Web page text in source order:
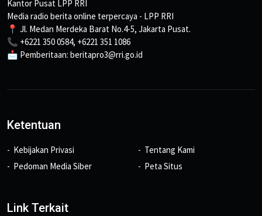
Kantor Pusat LPP RRI
Media radio berita online terpercaya - LPP RRI
📍 Jl. Medan Merdeka Barat No.4-5, Jakarta Pusat.
📞 +6221 350 0584, +6221 351 1086
📩 Pemberitaan: beritapro3@rri.go.id
Ketentuan
Kebijakan Privasi
Pedoman Media Siber
Tentang Kami
Peta Situs
Link Terkait